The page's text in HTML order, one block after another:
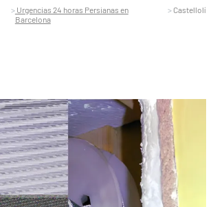
Urgencias 24 horas Persianas en
Barcelona
Castellolí